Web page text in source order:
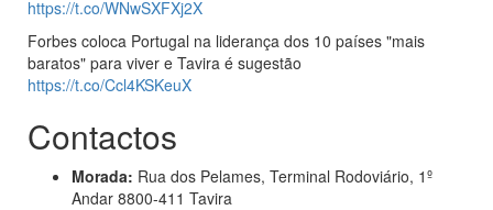
https://t.co/WNwSXFXj2X
Forbes coloca Portugal na liderança dos 10 países "mais
baratos" para viver e Tavira é sugestão
https://t.co/Ccl4KSKeuX
Contactos
Morada: Rua dos Pelames, Terminal Rodoviário, 1º
Andar 8800-411 Tavira